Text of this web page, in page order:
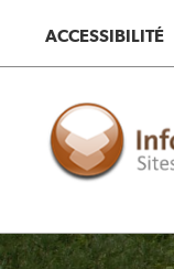
contenu
ACCESSIBILITÉ